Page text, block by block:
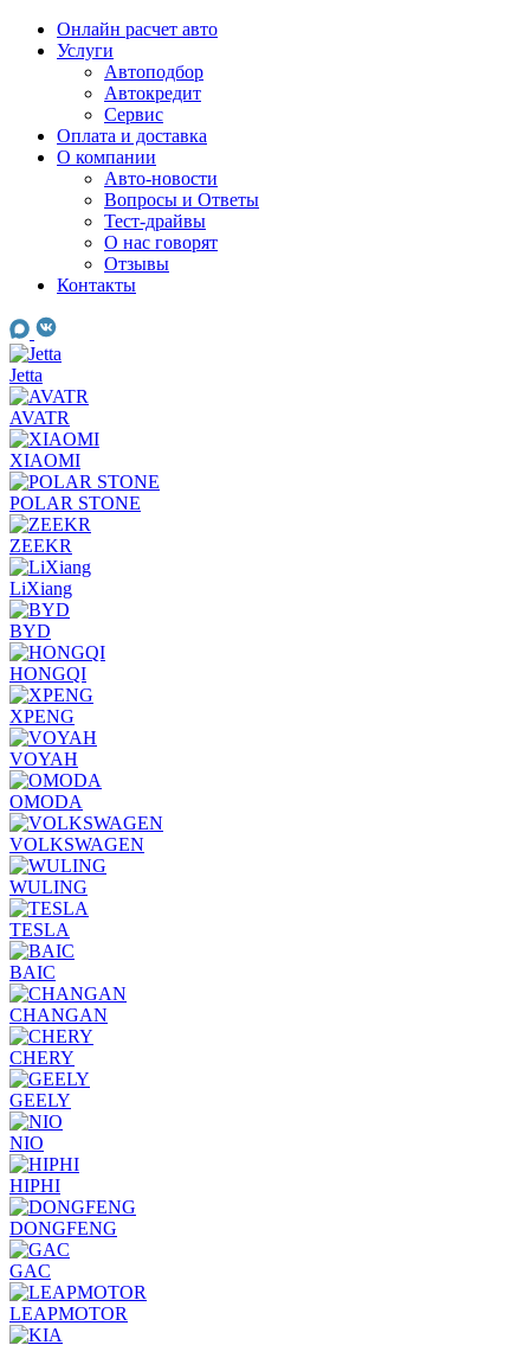
Skip
Онлайн расчет авто
Услуги
Автоподбор
Автокредит
Сервис
Оплата и доставка
О компании
Авто-новости
Вопросы и Ответы
Тест-драйвы
О нас говорят
Отзывы
Контакты
Jetta
AVATR
XIAOMI
POLAR STONE
ZEEKR
LiXiang
BYD
HONGQI
XPENG
VOYAH
OMODA
VOLKSWAGEN
WULING
TESLA
BAIC
CHANGAN
CHERY
GEELY
NIO
HIPHI
DONGFENG
GAC
LEAPMOTOR